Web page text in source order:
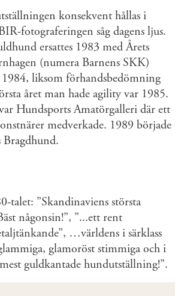
konsekvent hållas i
fotograferingen såg dagens ljus.
ersattes 1983 med Årets
(numera Barnens SKK)
1984, liksom förhandsbedömning
året man hade agility var 1985.
Hundsports Amatörgalleri där ett
medverkade. 1989 började
Bragdhund.
talet: ”Skandinaviens största
någonsin!”, ”...ett rent
…världens i särklass
glamoröst stimmiga och i
guldkantade hundutställning!”.